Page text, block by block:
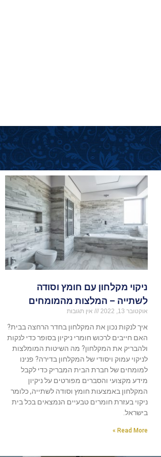
ניקוי מקלחון עם חומץ וסודה
לשתייה – המלצות מהמומחים
אוקטובר 13, 2022 אין תגובות
איך לנקות נכון את המקלחון בחדר הרחצה בבית?
האם חייבים לרכוש חומרי ניקיון בסופר כדי לנקות
ולהבריק את המקלחון? מה השיטות המומלצות
לניקוי עמוק ויסודי של המקלחון בדירה? פנינו
למומחים של חברת הבית המבריק כדי לקבל
מידע מקצועי והסברים מפורטים על ניקיון
המקלחון באמצעות חומץ וסודה לשתייה, כלומר
ניקוי בעזרת חומרים טבעיים הנמצאים בכל בית
בישראל.
Read More »